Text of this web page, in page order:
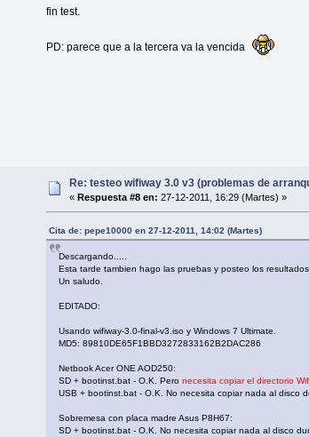
fin test.
PD: parece que a la tercera va la vencida
Re: testeo wifiway 3.0 v3 (problemas de
« Respuesta #8 en: 27-12-2011, 16:29 (Martes) »
Cita de: pepe10000 en 27-12-2011, 14:02 (Martes)
Descargando.....
Esta tarde tambien hago las pruebas y posteo los
Un saludo.
EDITADO:
Usando wifiway-3.0-final-v3.iso y Windows 7 Ultimate.
MD5: 89810DE65F1BBD3272833162B2DAC286
Netbook Acer ONE AOD250:
SD + bootinst.bat - O.K. Peronecesita copiar el directorio
USB + bootinst.bat - O.K. No necesita copiar nada al disco
Sobremesa con placa madre Asus P8H67:
SD + bootinst.bat - O.K. No necesita copiar nada al disco